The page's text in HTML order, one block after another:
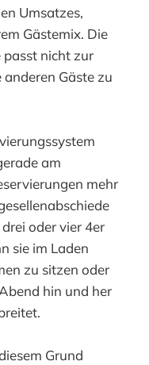
Umsatzes,
Gästemix. Die
passt nicht zur
Gäste zu
am
mehr
oder vier 4er
sie im Laden
zu sitzen oder
hin und her
Grund